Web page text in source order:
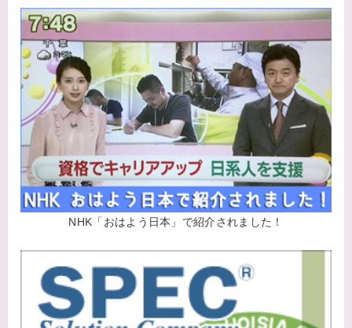
NHK「おはよう日本」で紹介されました！